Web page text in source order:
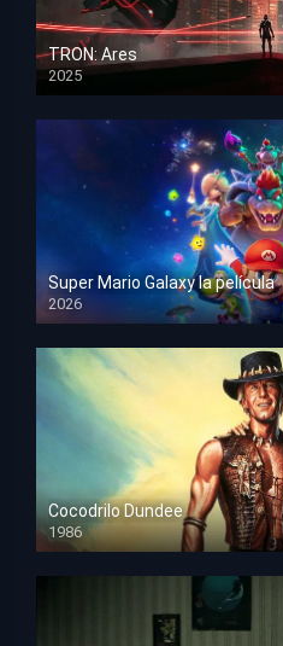
TRON: Ares
2025
HD 1080p
Super Mario Galaxy la película
2026
HD 1080p
Cocodrilo Dundee
1986
HD 1080p